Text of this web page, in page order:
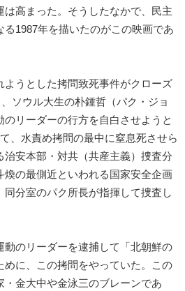
高まった。そうしたなかで、民主
1987年を描いたのがこの映画であ
うとした拷問致死事件がクローズ
ソウル大生の朴鍾哲（パク・ジョ
のリーダーの行方を自白させようと
、水責め拷問の最中に窒息死させら
安本部・対共（共産主義）捜査分
煥の最側近といわれる国家安全企画
分室のパク所長が指揮して捜査し
のリーダーを逮捕して「北朝鮮の
めに、この拷問をやっていた。この
・金大中や金泳三のブレーンであ